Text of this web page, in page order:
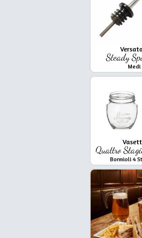
Steady
Medi
Quattro
Bormioli 4